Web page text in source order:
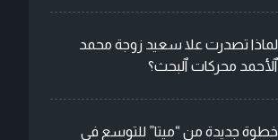
لماذا تصدرت علا سعيد زوجة محمد
ٱلأحمد محركات ٱلبحث؟
خطوة جديدة من “ميتا” للتوسع في